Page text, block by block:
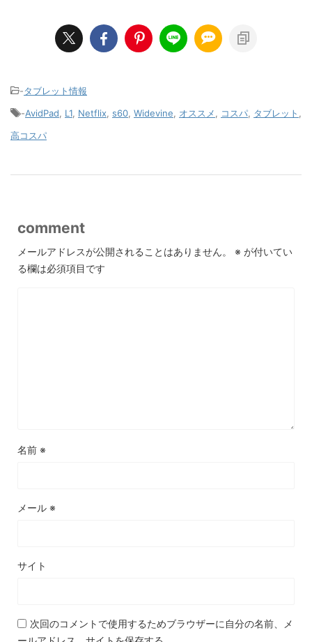
-タブレット情報
-AvidPad L1 Netflix s60 Widevine オススメ コスパ タブレット
高コスパ
comment
メールアドレスが公開されることはありません。 ※ が付いてい
る欄は必須項目です
名前 ※
メール ※
サイト
次回のコメントで使用するためブラウザーに自分の名前、メ